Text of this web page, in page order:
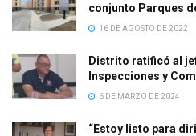
conjunto Parques
16 DE AGOSTO DE 2022
Distrito ratificó al
Inspecciones y
6 DE MARZO DE 2024
“Estoy listo para